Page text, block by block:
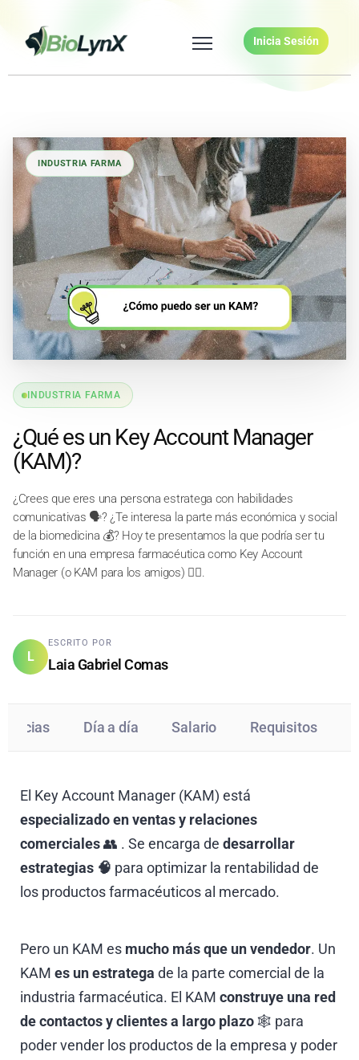
Inicia Sesión
INDUSTRIA FARMA
¿Qué es un Key Account Manager
(KAM)?
¿Crees que eres una persona estratega con habilidades
comunicativas 🗣️? ¿Te interesa la parte más económica y social
de la biomedicina 💰? Hoy te presentamos la que podría ser tu
función en una empresa farmacéutica como Key Account
Manager (o KAM para los amigos) ✍🏼.
L
ESCRITO POR
Laia Gabriel Comas
INDUSTRIA FARMA
Día a día Salario Requisitos
El Key Account Manager (KAM) está
especializado en ventas y relaciones
comerciales👥 . Se encarga de desarrollar
estrategias 🧠 para optimizar la rentabilidad de
los productos farmacéuticos al mercado.
Pero un KAM es mucho más que un vendedor. Un
KAM es un estratega de la parte comercial de la
industria farmacéutica. El KAM construye una red
de contactos y clientes a largo plazo🕸️ para
poder vender los productos de la empresa y poder